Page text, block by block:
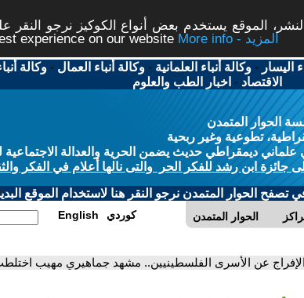
الموقع يستخدم بعض أنواع الكوكيز نرجو النقر
experience on our website
More info - المزيد
اليسار -وكالة أنباء العلمانية -وكالة أنباء العمال -وكالة
الاقتصاد - اخبار الطب والعلوم
الحوار المتمدن
تطوعية وغير ربحية
ديمقراطي حديث يضمن الحرية والعدالة الاجتماعية
جائزة ابن رشد للفكر الحر والتى نالها أعلام في الفكر
تصفح الحوار المتمدن نرجو النقر هنا لاستخدام الموقع
الحوار المتمدن English كوردي
عن الأسرى الفلسطينيين.. مشهد جماهيري مهيب